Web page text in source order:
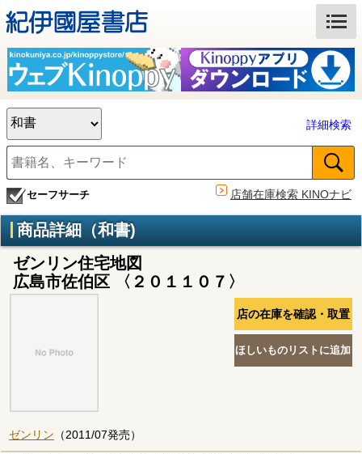
詳細検索
セーフサーチ 店舗在庫検索 KINOナビ
商品詳細（和書)
ゼンリン住宅地図
広島市佐伯区 〈２０１１０７〉
ゼンリン （2011/07発売）